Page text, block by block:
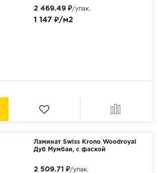
1 147 ₽/м2
2 469.49 ₽/упак.
Ламинат Swiss Krono Woodroyal
Дуб Мумбаи, с фаской
2 509.71 ₽/упак.